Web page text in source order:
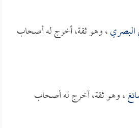
البصري، وهو ثقة، أخرج له أصحاب
، وهو ثقة، أخرج له أصحاب